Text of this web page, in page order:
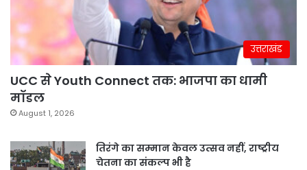
उत्तराखंड
UCC से Youth Connect तक: भाजपा का धामी
मॉडल
August 1, 2026
तिरंगे का सम्मान केवल उत्सव नहीं, राष्ट्रीय
चेतना का संकल्प भी है